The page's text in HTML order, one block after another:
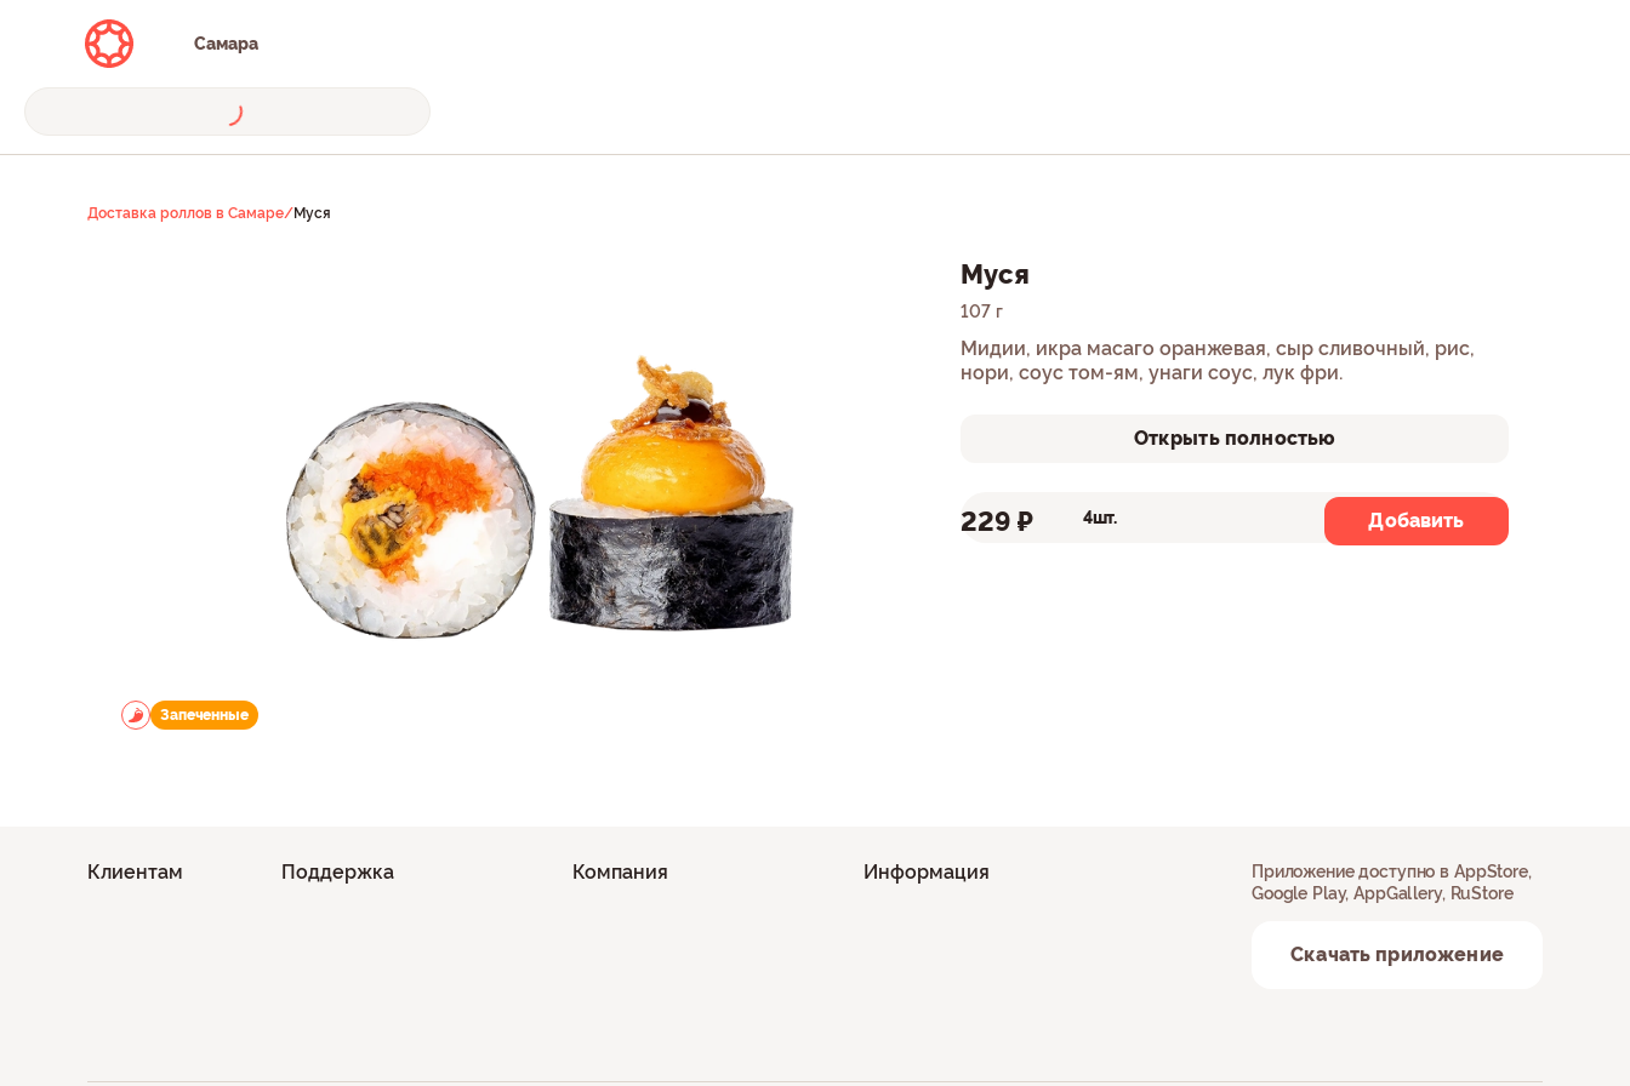
Самара
Доставка роллов в Самаре/Муся
Запеченные
Муся
107 г
Мидии, икра масаго оранжевая, сыр сливочный, рис,
нори, соус том-ям, унаги соус, лук фри.
Открыть полностью
4шт. 8шт.
229 ₽ Добавить
Клиентам Поддержка Компания Информация
Приложение доступно в AppStore,
Google Play, AppGallery, RuStore
Скачать приложение